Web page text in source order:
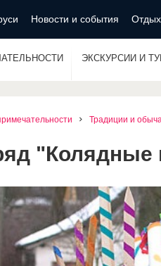
Новости и события
ЭКСКУРСИИ И
Традиции и
"Колядные